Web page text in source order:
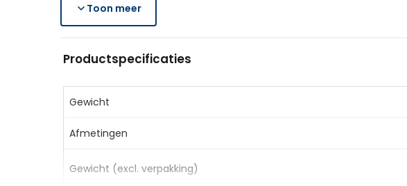
Handige functies:
Hoogwaardige materialen:
Specificaties van het product
Merk:TRUUSK
Kleur:Donkerblauw
Afmetingen (rechtop):
Zitvlak:48 x 56 cm
Toon meer
Productspecificaties
Gewicht
Afmetingen
Gewicht (excl. verpakking)